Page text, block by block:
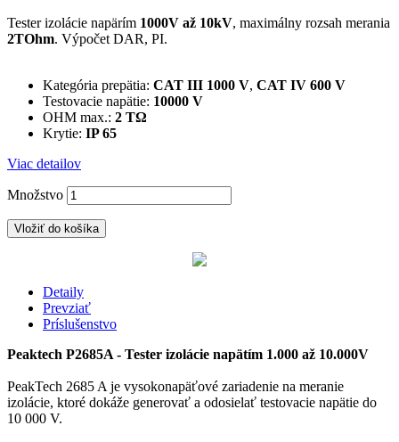
Tester izolácie napärím 1000V až 10kV, maximálny rozsah merania
2TOhm. Výpočet DAR, PI.
Kategória prepätia: CAT III 1000 V, CAT IV 600 V
Testovacie napätie: 10000 V
OHM max.: 2 TΩ
Krytie: IP 65
Viac detailov
Množstvo
Vložiť do košíka
Detaily
Prevziať
Príslušenstvo
Peaktech P2685A - Tester izolácie napätím 1.000 až 10.000V
PeakTech 2685 A je vysokonapäťové zariadenie na meranie
izolácie, ktoré dokáže generovať a odosielať testovacie napätie do
10 000 V.